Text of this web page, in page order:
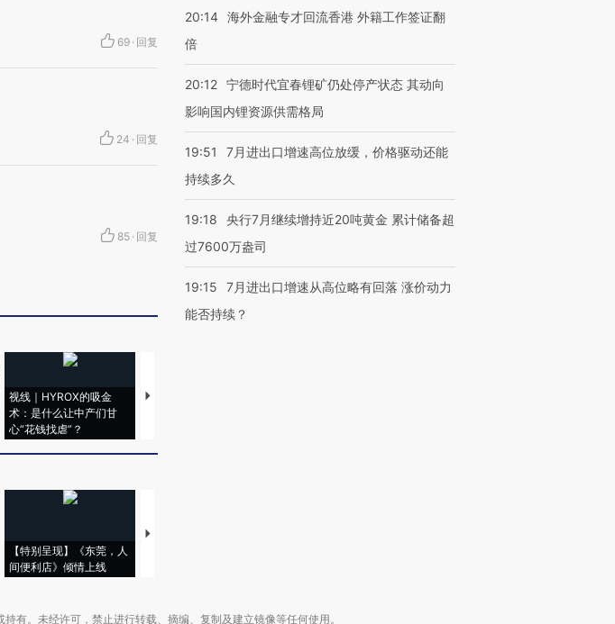
69 · 回复
24 · 回复
85 · 回复
视线｜HYROX的吸金
术：是什么让中产们甘
心“花钱找虐”？
马航飞行员跨国走私7万
【特别呈现】《东莞，人
间便利店》倾情上线
【推广】走进第四届链博
20:14 海外金融专才回流香港 外籍工作签证翻
倍
20:12 宁德时代宜春锂矿仍处停产状态 其动向
影响国内锂资源供需格局
19:51
7月进出口增速高位放缓，价格驱动还能
持续多久
19:18
央行7月继续增持近20吨黄金 累计储备超
过7600万盎司
19:15
7月进出口增速从高位略有回落 涨价动力
能否持续？
有。未经许可，禁止进行转载、摘编、复制及建立镜像等任何使用。